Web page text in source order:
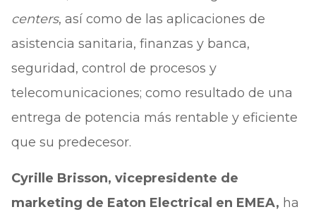
centers, así como de las aplicaciones de
asistencia sanitaria, finanzas y banca,
seguridad, control de procesos y
telecomunicaciones; como resultado de una
entrega de potencia más rentable y eficiente
que su predecesor.
Cyrille Brisson, vicepresidente de
marketing de Eaton Electrical en EMEA, ha